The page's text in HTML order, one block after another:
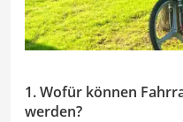
1. Wofür können
werden?